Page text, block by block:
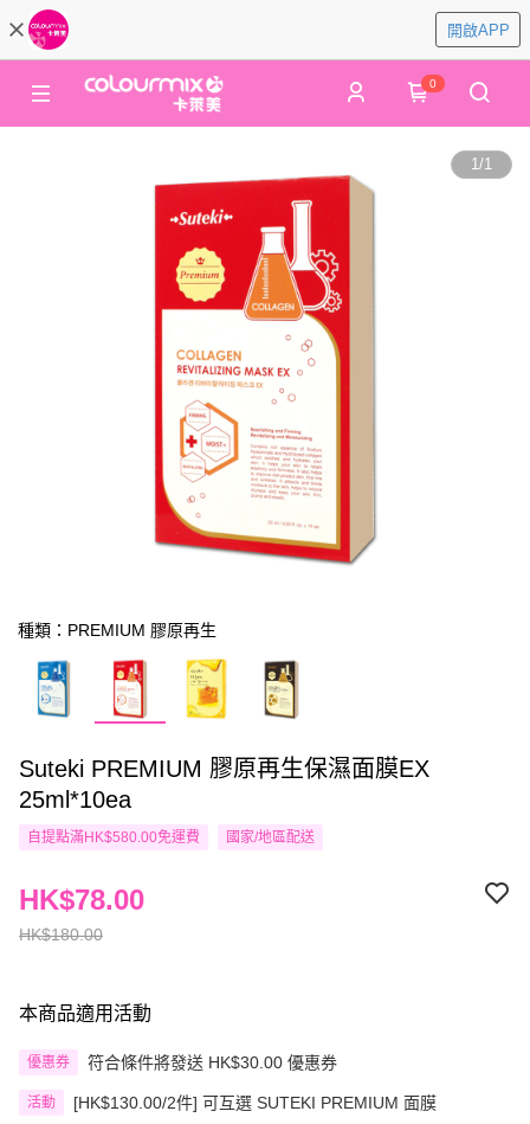
開啟APP
0
1/1
種類：PREMIUM 膠原再生
Suteki PREMIUM 膠原再生保濕面膜EX
25ml*10ea
自提點滿HK$580.00免運費 國家/地區配送
HK$180.00
HK$78.00
本商品適用活動
優惠券 符合條件將發送 HK$30.00 優惠券
活動 [HK$130.00/2件] 可互選 SUTEKI PREMIUM 面膜